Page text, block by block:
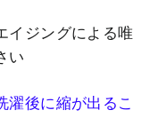
イジングによる唯
い
濯後に縮が出るこ